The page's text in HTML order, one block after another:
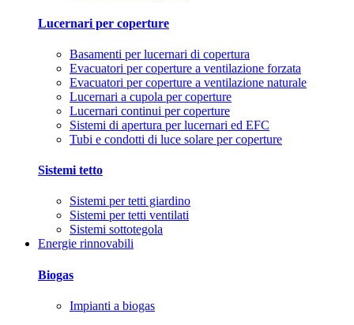
Lucernari per coperture
Basamenti per lucernari di copertura
Evacuatori per coperture a ventilazione forzata
Evacuatori per coperture a ventilazione naturale
Lucernari a cupola per coperture
Lucernari continui per coperture
Sistemi di apertura per lucernari ed EFC
Tubi e condotti di luce solare per coperture
Sistemi tetto
Sistemi per tetti giardino
Sistemi per tetti ventilati
Sistemi sottotegola
Energie rinnovabili
Biogas
Impianti a biogas